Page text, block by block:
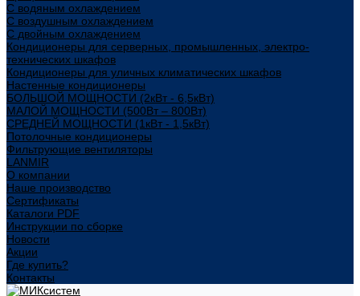
С водяным охлаждением
С воздушным охлаждением
С двойным охлаждением
Кондиционеры для серверных, промышленных, электро-
технических шкафов
Кондиционеры для уличных климатических шкафов
Настенные кондиционеры
БОЛЬШОЙ МОЩНОСТИ (2кВт - 6,5кВт)
МАЛОЙ МОЩНОСТИ (500Вт – 800Вт)
СРЕДНЕЙ МОЩНОСТИ (1кВт - 1,5кВт)
Потолочные кондиционеры
Фильтрующие вентиляторы
LANMIR
О компании
Наше производство
Сертификаты
Каталоги PDF
Инструкции по сборке
Новости
Акции
Где купить?
Контакты